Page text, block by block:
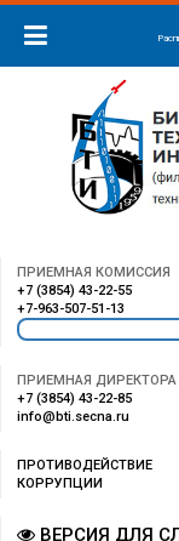
ПРИЕМНАЯ КОМИССИЯ
+7 (3854) 43-22-55
+7-963-507-51-13
ПРИЕМНАЯ ДИРЕКТОРА
+7 (3854) 43-22-85
info@bti.secna.ru
ПРОТИВОДЕЙСТВИЕ
КОРРУПЦИИ
ВЕРСИЯ ДЛЯ